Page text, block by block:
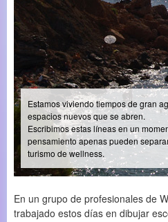
Estamos viviendo tiempos de gran
espacios nuevos que se abren.
Escribimos estas líneas en un
pensamiento apenas pueden
turismo de wellness.
En un grupo de profesionales de
trabajado estos días en dibujar